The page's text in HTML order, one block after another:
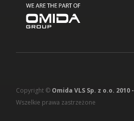
Copyright © Omida VLS Sp. z o.o. 2010 -
Wszelkie prawa zastrzeżone